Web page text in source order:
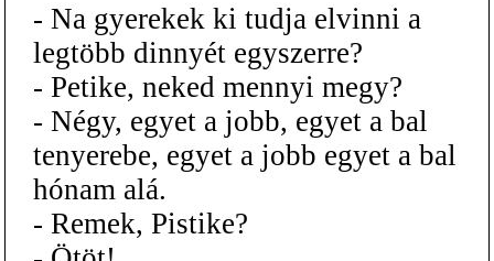
- Na gyerekek ki tudja elvinni a
legtöbb dinnyét egyszerre?
- Petike, neked mennyi megy?
- Négy, egyet a jobb, egyet a bal
tenyerebe, egyet a jobb egyet a bal
hónam alá.
- Remek, Pistike?